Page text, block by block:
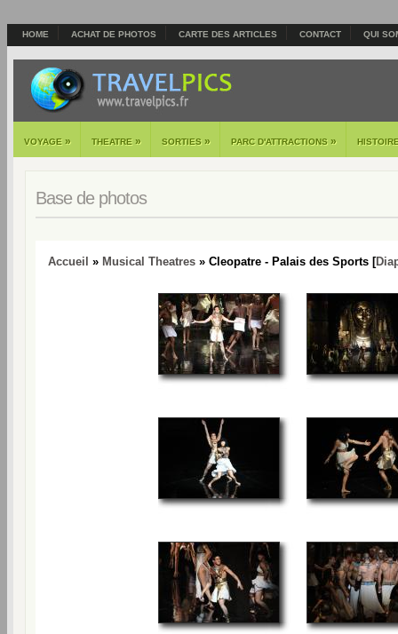
HOME ACHAT DE PHOTOS CARTE DES ARTICLES CONTACT QUI
VOYAGE » THEATRE » SORTIES » PARC D'ATTRACTIONS »
Base de photos
Accueil » Musical Theatres » Cleopatre - Palais des Sports [